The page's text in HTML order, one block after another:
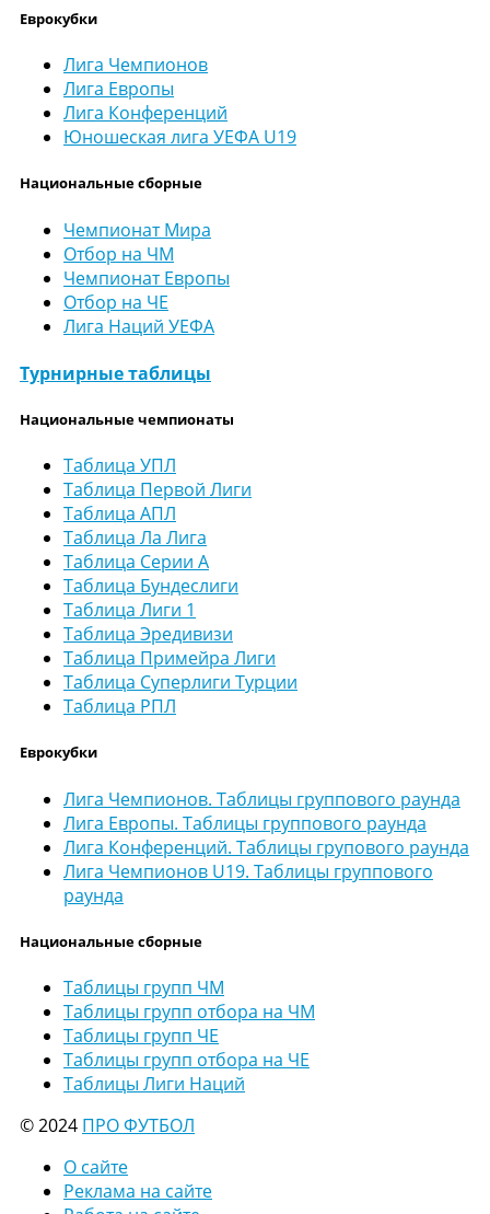
Еврокубки
Лига Чемпионов
Лига Европы
Лига Конференций
Юношеская лига УЕФА U19
Национальные сборные
Чемпионат Мира
Отбор на ЧМ
Чемпионат Европы
Отбор на ЧЕ
Лига Наций УЕФА
Турнирные таблицы
Национальные чемпионаты
Таблица УПЛ
Таблица Первой Лиги
Таблица АПЛ
Таблица Ла Лига
Таблица Серии А
Таблица Бундеслиги
Таблица Лиги 1
Таблица Эредивизи
Таблица Примейра Лиги
Таблица Суперлиги Турции
Таблица РПЛ
Еврокубки
Лига Чемпионов. Таблицы группового раунда
Лига Европы. Таблицы группового раунда
Лига Конференций. Таблицы групового раунда
Лига Чемпионов U19. Таблицы группового
раунда
Национальные сборные
Таблицы групп ЧМ
Таблицы групп отбора на ЧМ
Таблицы групп ЧЕ
Таблицы групп отбора на ЧЕ
Таблицы Лиги Наций
© 2024 ПРО ФУТБОЛ
О сайте
Реклама на сайте